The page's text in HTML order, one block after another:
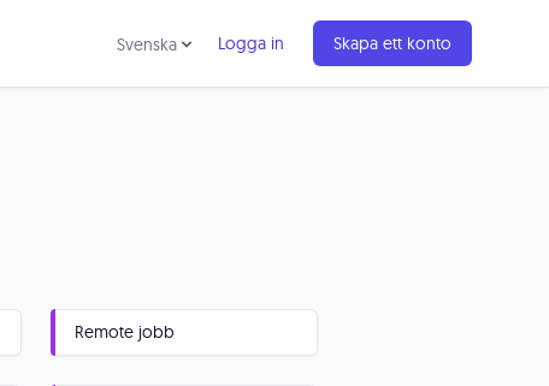
Svenska Logga in Skapa ett konto
Remote jobb